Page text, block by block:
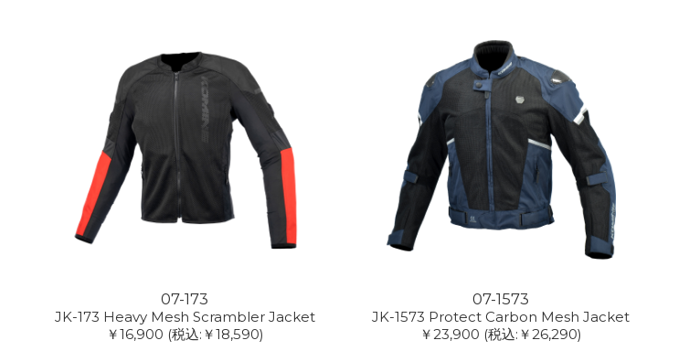
07-173
JK-173 Heavy Mesh Scrambler Jacket
￥16,900 (税込:￥18,590)
07-1573
JK-1573 Protect Carbon Mesh Jacket
￥23,900 (税込:￥26,290)